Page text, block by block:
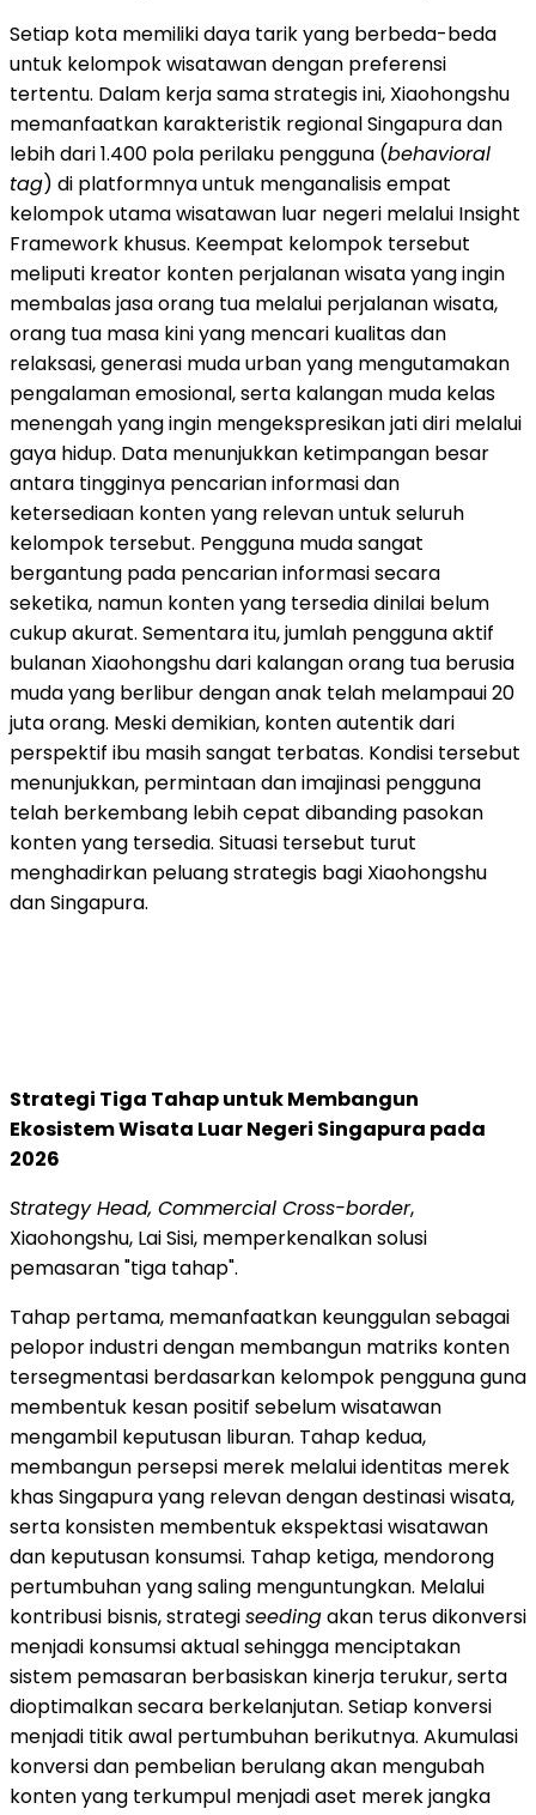
Setiap kota memiliki daya tarik yang berbeda-beda
untuk kelompok wisatawan dengan preferensi
tertentu. Dalam kerja sama strategis ini, Xiaohongshu
memanfaatkan karakteristik regional Singapura dan
lebih dari 1.400 pola perilaku pengguna (behavioral
tag) di platformnya untuk menganalisis empat
kelompok utama wisatawan luar negeri melalui Insight
Framework khusus. Keempat kelompok tersebut
meliputi kreator konten perjalanan wisata yang ingin
membalas jasa orang tua melalui perjalanan wisata,
orang tua masa kini yang mencari kualitas dan
relaksasi, generasi muda urban yang mengutamakan
pengalaman emosional, serta kalangan muda kelas
menengah yang ingin mengekspresikan jati diri melalui
gaya hidup. Data menunjukkan ketimpangan besar
antara tingginya pencarian informasi dan
ketersediaan konten yang relevan untuk seluruh
kelompok tersebut. Pengguna muda sangat
bergantung pada pencarian informasi secara
seketika, namun konten yang tersedia dinilai belum
cukup akurat. Sementara itu, jumlah pengguna aktif
bulanan Xiaohongshu dari kalangan orang tua berusia
muda yang berlibur dengan anak telah melampaui 20
juta orang. Meski demikian, konten autentik dari
perspektif ibu masih sangat terbatas. Kondisi tersebut
menunjukkan, permintaan dan imajinasi pengguna
telah berkembang lebih cepat dibanding pasokan
konten yang tersedia. Situasi tersebut turut
menghadirkan peluang strategis bagi Xiaohongshu
dan Singapura.
Strategi Tiga Tahap untuk Membangun
Ekosistem Wisata Luar Negeri Singapura pada
2026
Strategy Head, Commercial Cross-border,
Xiaohongshu, Lai Sisi, memperkenalkan solusi
pemasaran "tiga tahap".
Tahap pertama, memanfaatkan keunggulan sebagai
pelopor industri dengan membangun matriks konten
tersegmentasi berdasarkan kelompok pengguna guna
membentuk kesan positif sebelum wisatawan
mengambil keputusan liburan. Tahap kedua,
membangun persepsi merek melalui identitas merek
khas Singapura yang relevan dengan destinasi wisata,
serta konsisten membentuk ekspektasi wisatawan
dan keputusan konsumsi. Tahap ketiga, mendorong
pertumbuhan yang saling menguntungkan. Melalui
kontribusi bisnis, strategiseedingakan terus dikonversi
menjadi konsumsi aktual sehingga menciptakan
sistem pemasaran berbasiskan kinerja terukur, serta
dioptimalkan secara berkelanjutan. Setiap konversi
menjadi titik awal pertumbuhan berikutnya. Akumulasi
konversi dan pembelian berulang akan mengubah
konten yang terkumpul menjadi aset merek jangka